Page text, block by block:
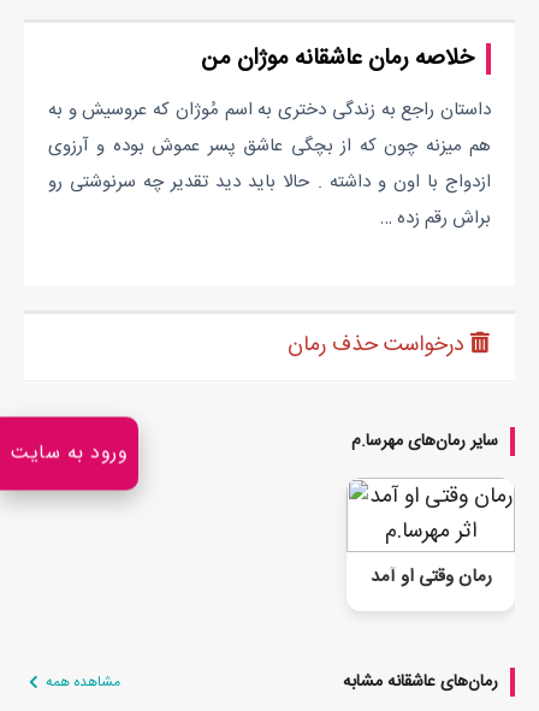
خلاصه رمان عاشقانه موژان من
داستان راجع به زندگی دختری به اسم مُوژان که عروسیش و به
هم میزنه چون که از بچگی عاشق پسر عموش بوده و آرزوی
ازدواج با اون و داشته . حالا باید دید تقدیر چه سرنوشتی رو
براش رقم زده …
سایر رمان‌های مهرسا.م
رمان وقتی او آمد
رمان‌های عاشقانه مشابه مشاهده همه
ورود به سایت